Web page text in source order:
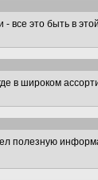
это быть в
в широком
полезную